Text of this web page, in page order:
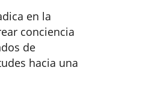
en la
conciencia
de
hacia una